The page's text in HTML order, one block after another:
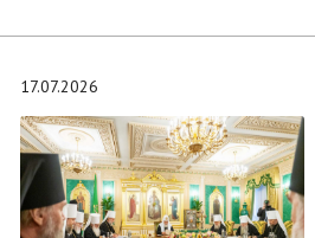
17.07.2026